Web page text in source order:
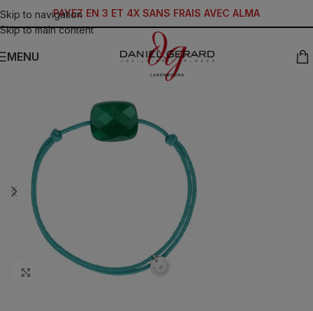
Skip to navigation
Skip to main content
PAYEZ EN 3 ET 4X SANS FRAIS AVEC ALMA
MENU
Click to enlarge